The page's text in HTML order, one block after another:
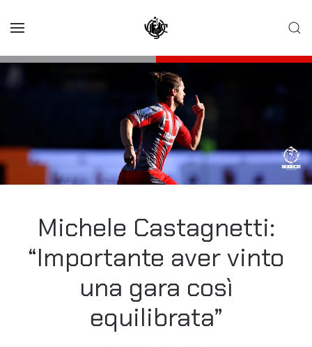
Michele Castagnetti:
“Importante aver vinto
una gara così
equilibrata”